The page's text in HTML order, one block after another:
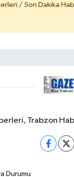
/ Son Dakika
Trabzon
Durumu